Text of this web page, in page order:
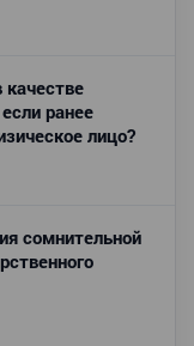
ранее
лицо?
сомнительной